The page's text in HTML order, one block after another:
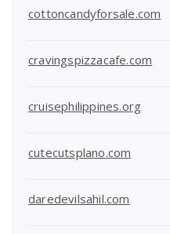
cottoncandyforsale.com
cravingspizzacafe.com
cruisephilippines.org
cutecutsplano.com
daredevilsahil.com